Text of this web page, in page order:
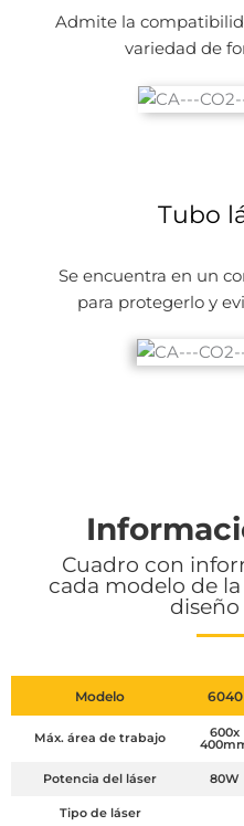
Admite la
variedad de
Tubo
Se encuentra en un
para protegerlo y
Cuadro con
cada modelo de
Modelo 6040
Máx. área de trabajo 600x
Potencia del láser 80W
Tipo de láser